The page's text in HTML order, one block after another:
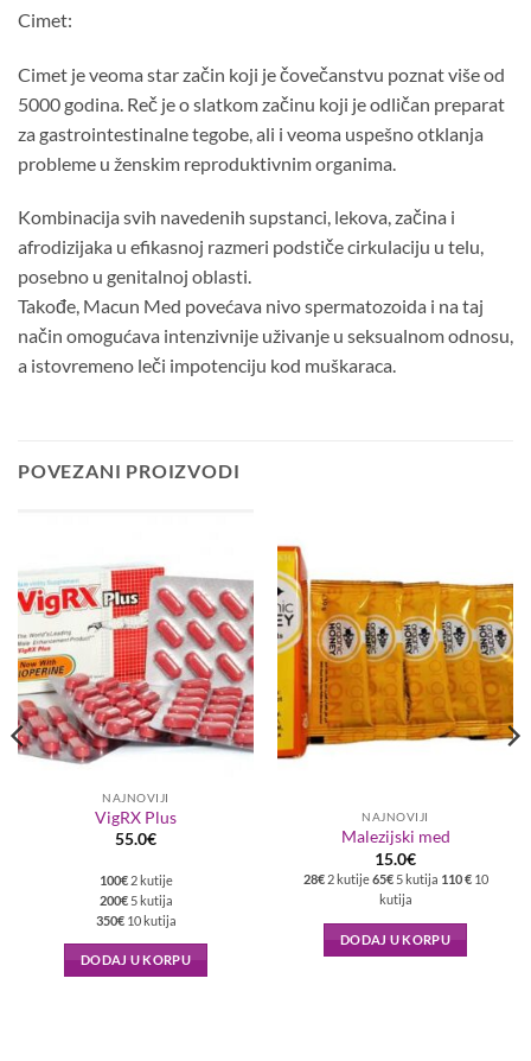
Cimet:
Cimet je veoma star začin koji je čovečanstvu poznat više od
5000 godina. Reč je o slatkom začinu koji je odličan preparat
za gastrointestinalne tegobe, ali i veoma uspešno otklanja
probleme u ženskim reproduktivnim organima.
Kombinacija svih navedenih supstanci, lekova, začina i
afrodizijaka u efikasnoj razmeri podstiče cirkulaciju u telu,
posebno u genitalnoj oblasti.
Takođe, Macun Med povećava nivo spermatozoida i na taj
način omogućava intenzivnije uživanje u seksualnom odnosu,
a istovremeno leči impotenciju kod muškaraca.
POVEZANI PROIZVODI
NAJNOVIJI
VigRX Plus
55.0€
100€2 kutije
200€5 kutija
350€10 kutija
DODAJ U KORPU
NAJNOVIJI
Malezijski med
15.0€
28€2 kutije65€5 kutija 110 €10
kutija
DODAJ U KORPU